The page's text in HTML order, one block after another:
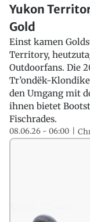
Yukon
Gold
Einst kamen
Territory,
Outdoorfans. Die
Tr’ondëk-
den Umgang mit
ihnen bietet
Fischrades.
08.06.26 - 06:00